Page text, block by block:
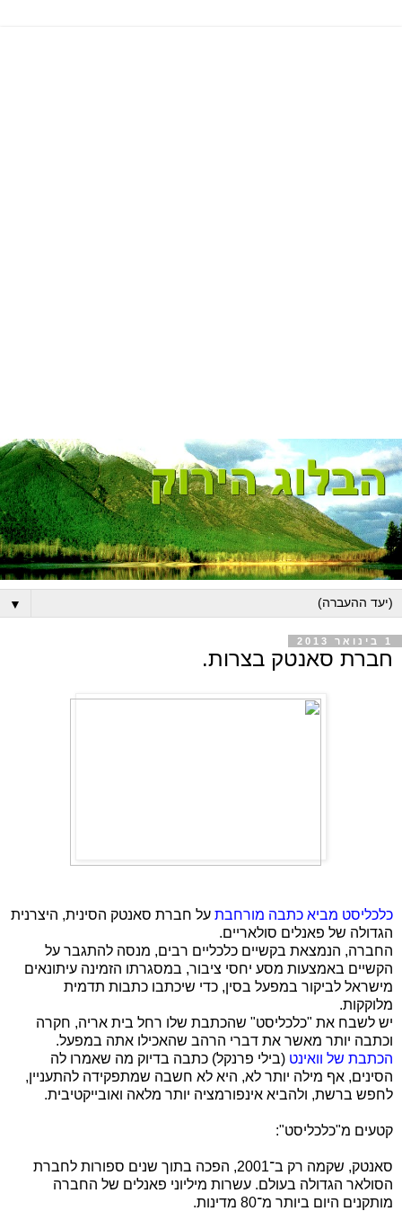
▼
1 בינואר 2013
חברת סאנטק בצרות.
כלכליסט מביא כתבה מורחבת על חברת סאנטק הסינית, היצרנית
הגדולה של פאנלים סולאריים.
החברה, הנמצאת בקשיים כלכליים רבים, מנסה להתגבר על
הקשיים באמצעות מסע יחסי ציבור, במסגרתו הזמינה עיתונאים
מישראל לביקור במפעל בסין, כדי שיכתבו כתבות תדמית
מלוקקות.
יש לשבח את "כלכליסט" שהכתבת שלו רחל בית אריה, חקרה
וכתבה יותר מאשר את דברי הרהב שהאכילו אתה במפעל.
הכתבת של וואינט (בילי פרנקל) כתבה בדיוק מה שאמרו לה
הסינים, אף מילה יותר לא, היא לא חשבה שמתפקידה להתעניין,
לחפש ברשת, ולהביא אינפורמציה יותר מלאה ואובייקטיבית.
קטעים מ"כלכליסט":
סאנטק, שקמה רק ב־2001, הפכה בתוך שנים ספורות לחברת
הסולאר הגדולה בעולם. עשרות מיליוני פאנלים של החברה
מותקנים היום ביותר מ־80 מדינות
.